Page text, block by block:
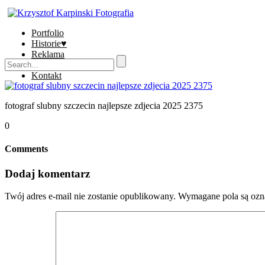
Portfolio
Historie♥
Reklama
Sklep
Kontakt
fotograf slubny szczecin najlepsze zdjecia 2025 2375
0
Comments
Dodaj komentarz
Twój adres e-mail nie zostanie opublikowany. Wymagane pola są